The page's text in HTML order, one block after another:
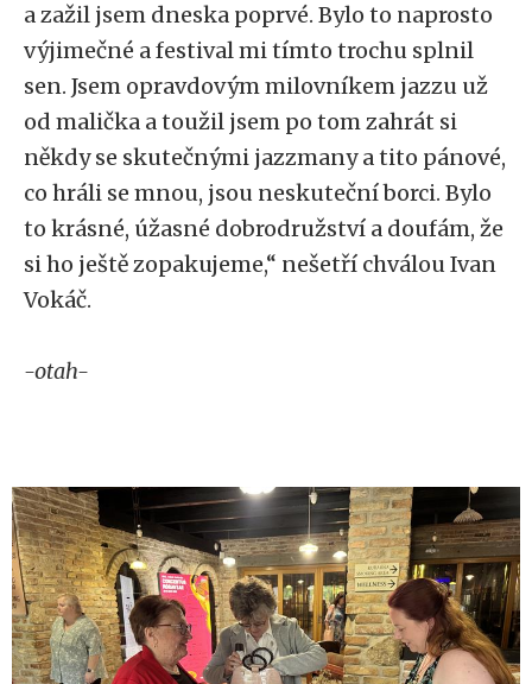
a zažil jsem dneska poprvé. Bylo to naprosto
výjimečné a festival mi tímto trochu splnil
sen. Jsem opravdovým milovníkem jazzu už
od malička a toužil jsem po tom zahrát si
někdy se skutečnými jazzmany a tito pánové,
co hráli se mnou, jsou neskuteční borci. Bylo
to krásné, úžasné dobrodružství a doufám, že
si ho ještě zopakujeme,“ nešetří chválou Ivan
Vokáč.
-otah-